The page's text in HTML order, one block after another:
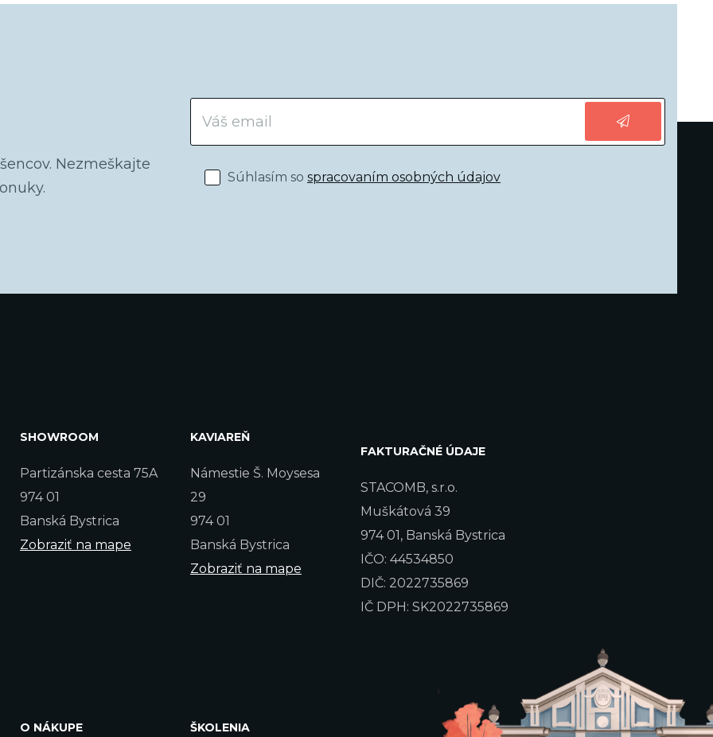
Nezmeškajte
Súhlasím so spracovaním osobných údajov
SHOWROOM
Partizánska cesta 75A
974 01
Banská Bystrica
Zobraziť na mape
KAVIAREŇ
Námestie Š. Moysesa
29
974 01
Banská Bystrica
Zobraziť na mape
FAKTURAČNÉ ÚDAJE
STACOMB, s.r.o.
Muškátová 39
974 01, Banská Bystrica
IČO: 44534850
DIČ: 2022735869
IČ DPH: SK2022735869
O NÁKUPE ŠKOLENIA